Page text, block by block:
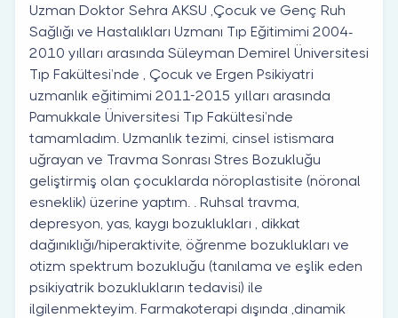
Uzman Doktor Sehra AKSU ,Çocuk ve Genç Ruh
Sağlığı ve Hastalıkları Uzmanı Tıp Eğitimimi 2004-
2010 yılları arasında Süleyman Demirel Üniversitesi
Tıp Fakültesi’nde , Çocuk ve Ergen Psikiyatri
uzmanlık eğitimimi 2011-2015 yılları arasında
Pamukkale Üniversitesi Tıp Fakültesi’nde
tamamladım. Uzmanlık tezimi, cinsel istismara
uğrayan ve Travma Sonrası Stres Bozukluğu
geliştirmiş olan çocuklarda nöroplastisite (nöronal
esneklik) üzerine yaptım. . Ruhsal travma,
depresyon, yas, kaygı bozuklukları , dikkat
dağınıklığı/hiperaktivite, öğrenme bozuklukları ve
otizm spektrum bozukluğu (tanılama ve eşlik eden
psikiyatrik bozuklukların tedavisi) ile
ilgilenmekteyim. Farmakoterapi dışında ,dinamik